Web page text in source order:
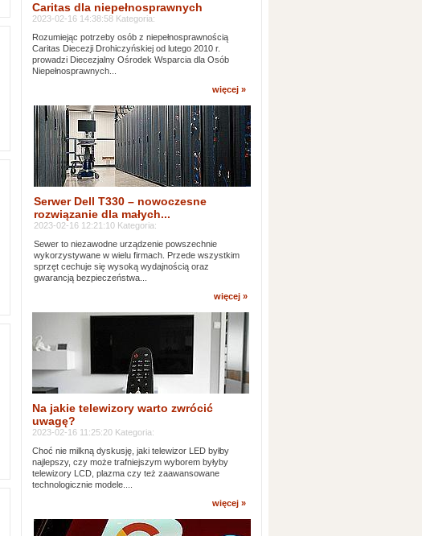
Caritas dla niepełnosprawnych
2023-02-16 14:38:58 Kategoria:
Rozumiejąc potrzeby osób z niepełnosprawnością
Caritas Diecezji Drohiczyńskiej od lutego 2010 r.
prowadzi Diecezjalny Ośrodek Wsparcia dla Osób
Niepełnosprawnych...
więcej »
Serwer Dell T330 – nowoczesne
rozwiązanie dla małych...
2023-02-16 12:21:10 Kategoria:
Sewer to niezawodne urządzenie powszechnie
wykorzystywane w wielu firmach. Przede wszystkim
sprzęt cechuje się wysoką wydajnością oraz
gwarancją bezpieczeństwa...
więcej »
Na jakie telewizory warto zwrócić
uwagę?
2023-02-16 11:25:20 Kategoria:
Choć nie milkną dyskusję, jaki telewizor LED byłby
najlepszy, czy może trafniejszym wyborem byłyby
telewizory LCD, plazma czy też zaawansowane
technologicznie modele....
więcej »